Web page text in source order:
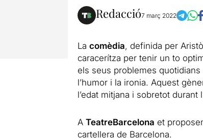
Redacció7 març 2022
La comèdia, definida per
caracerítza per tenir un to
els seus problemes
l’humor i la ironia. Aquest
l’edat mitjana i sobretot
A TeatreBarcelona et
cartellera de Barcelona.